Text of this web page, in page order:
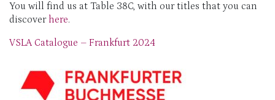
You will find us at Table 38C, with our titles that you can
discover here.
VSLA Catalogue – Frankfurt 2024